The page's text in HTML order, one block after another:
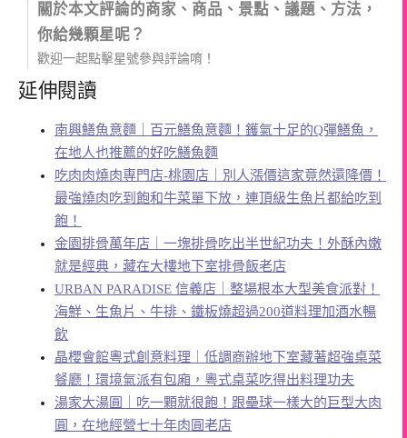
關於本文評論的商家、商品、景點、議題、方法，
你給幾顆星呢？
歡迎一起點擊星號參與評論唷！
延伸閱讀
南興鱔魚意麵｜百元鱔魚意麵！鑊氣十足的Q彈鱔魚，
在地人也推薦的好吃鱔魚麵
吃肉肉燒肉専門店-桃園店｜別人漲價這家竟然還降價！
最強燒肉吃到飽和牛菜單下放，連頂級生魚片都給吃到
飽！
金園排骨萬年店｜一塊排骨吃出半世紀功夫！外酥內嫩
就是經典，藏在大樓地下室排骨飯老店
URBAN PARADISE 信義店｜整場根本大型美食派對！
海鮮、生魚片、牛排、鐵板燒超過200道料理加酒水暢
飲
晶櫻會館粵式創意料理｜低調商辦地下室藏著超強桌菜
餐廳！環境氣派有包廂，粵式桌菜吃得出料理功夫
湯家大湯圓｜吃一顆就很飽！跟壘球一樣大的巨型大肉
圓，在地經營七十年肉圓老店